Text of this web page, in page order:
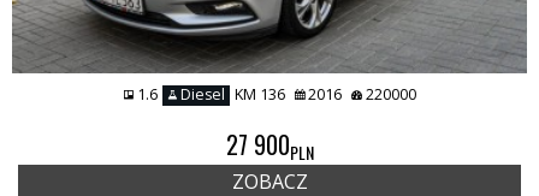
1.6 Diesel KM 136 2016 220000
27 900PLN
ZOBACZ